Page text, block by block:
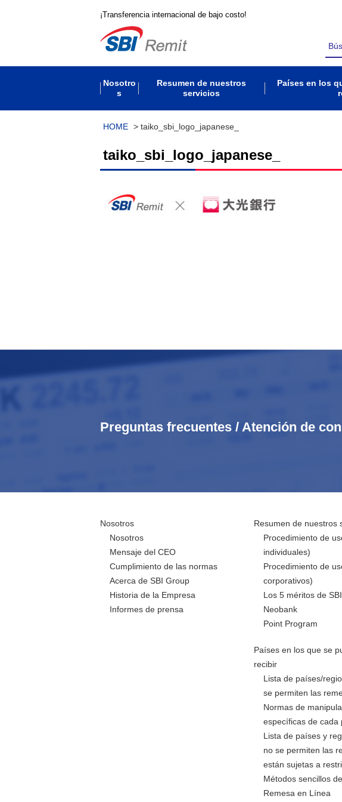
¡Transferencia internacional de bajo costo!
Nosotro
s
Resumen de nuestros
servicios
Países en los
HOME > taiko_sbi_logo_japanese_
taiko_sbi_logo_japanese_
Preguntas frecuentes / Atención de
Nosotros
Nosotros
Mensaje del CEO
Cumplimiento de las normas
Acerca de SBI Group
Historia de la Empresa
Informes de prensa
Resumen de nuestros
Procedimiento de
individuales)
Procedimiento de
corporativos)
Los 5 méritos de
Neobank
Point Program
Países en los que se
recibir
Lista de países/
se permiten las
Normas de
específicas de cada
Lista de países y
no se permiten las
están sujetas a
Métodos sencillos
Remesa en Línea